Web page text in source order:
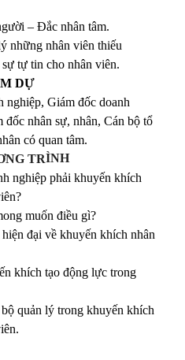
– Đắc nhân tâm.
những nhân viên thiếu
tự tin cho nhân viên.
DỰ
nghiệp, Giám đốc doanh
nhân sự, nhân, Cán bộ tổ
có quan tâm.
NG TRÌNH
nghiệp phải khuyến khích
muốn điều gì?
đại về khuyến khích nhân
khích tạo động lực trong
quản lý trong khuyến khích